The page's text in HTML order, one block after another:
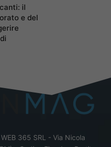
il
e del
365 SRL - Via Nicola